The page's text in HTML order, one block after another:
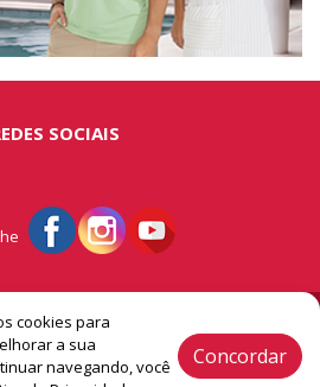
cookies para
a sua
navegando, você
Concordar
SOCIAIS
- A vitrine do extremo oeste